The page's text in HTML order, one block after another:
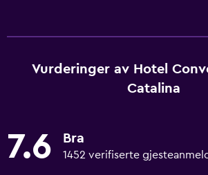
Vurderinger av Hotel
Catalina
7.6 Bra
1452 verifiserte